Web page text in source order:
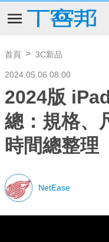
首頁 3C新品
2024.05.06 08:00
2024版
總：規格、
時間總整理
NetEase